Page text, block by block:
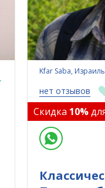
Kfar Saba, Израиль
нет отзывов
Скидка 10%